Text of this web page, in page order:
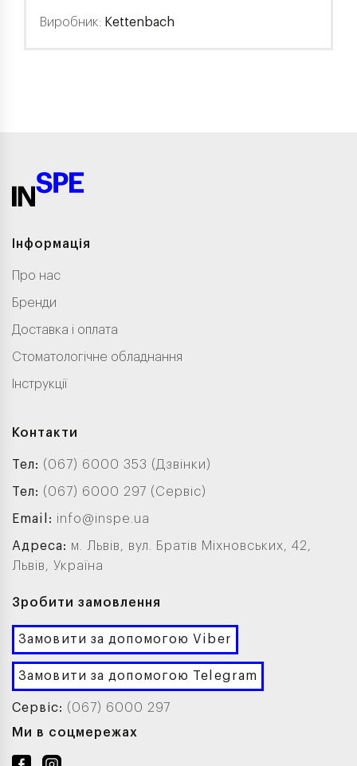
Виробник: Kettenbach
Інформація
Про нас
Бренди
Доставка і оплата
Стоматологічне обладнання
Інструкції
Контакти
Тел: (067) 6000 353 (Дзвінки)
Тел: (067) 6000 297 (Сервіс)
Email: info@inspe.ua
Адреса: м. Львів, вул. Братів Міхновських, 42,
Львів, Україна
Зробити замовлення
Замовити за допомогою Viber
Замовити за допомогою Telegram
Сервіс: (067) 6000 297
Ми в соцмережах